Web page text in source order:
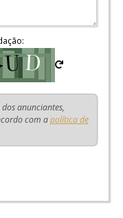
anunciantes,
com apolítica de